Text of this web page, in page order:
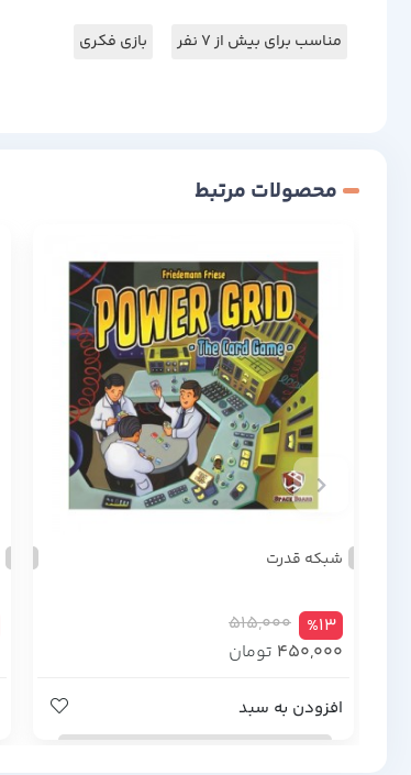
مناسب برای بیش از 7 نفر بازی فکری
محصولات مرتبط
شبکه قدرت
%13
515,000
450,000 تومان
افزودن به سبد